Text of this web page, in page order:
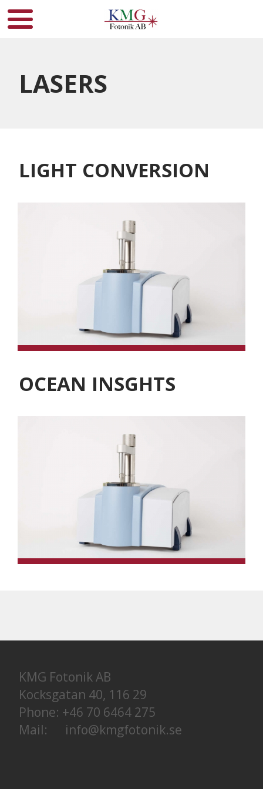
LASERS
LIGHT CONVERSION
OCEAN INSGHTS
KMG Fotonik AB
Kocksgatan 40, 116 29
Phone: +46 70 6464 275
Mail: info@kmgfotonik.se